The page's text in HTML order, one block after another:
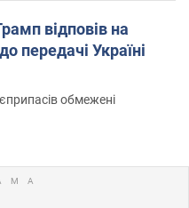
відповів на
передачі Україні
обмежені